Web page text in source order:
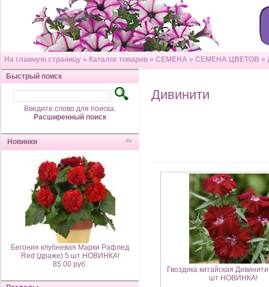
На главную страницу » Каталог товаров » СЕМЕНА » СЕМЕНА ЦВЕТОВ »
Быстрый поиск
Введите слово для поиска.
Расширенный поиск
Новинки
Бегония клубневая Марки Рафлед
Red (драже) 5 шт НОВИНКА!
85.00 руб.
Дивинити
Гвоздика китайская
шт НОВИНКА!